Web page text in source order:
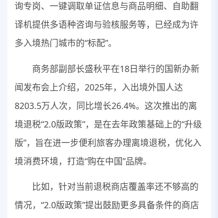
询专岗、一键调取单证信息与商品明细、自助翻
译机提供多语种咨询与验核服务等，已经成为许
多入境热门城市的“标配”。
商务部副部长盛秋平在18日举行的国新办新
闻发布会上介绍，2025年，入出境外国人达
8203.5万人次，同比增长26.4%。这次推出的离
境退税“2.0版政策”，是在去年政策基础上的“升级
版”，旨在进一步便利旅客办理离境退税，优化入
境消费环境，打造“购在中国”品牌。
比如，针对当前退税商店覆盖率还不够高的
情况，“2.0版政策”提出鼓励更多具备条件的商店